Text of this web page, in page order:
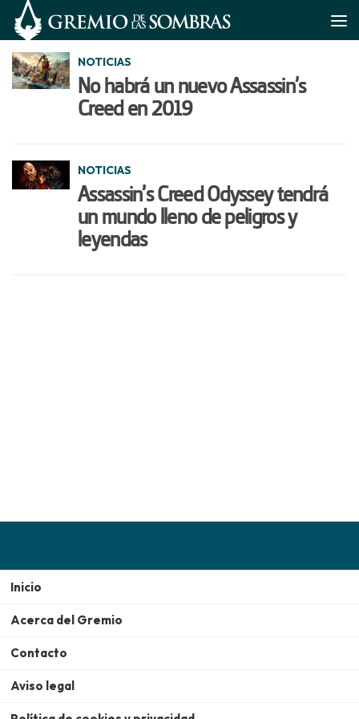
Saltar al contenido
NOTICIAS
No habrá un nuevo Assassin’s
Creed en 2019
NOTICIAS
Assassin’s Creed Odyssey tendrá
un mundo lleno de peligros y
leyendas
Inicio
Acerca del Gremio
Contacto
Aviso legal